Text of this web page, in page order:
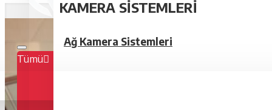
KAMERA SISTEMLERI
Ağ Kamera Sistemleri
Tümü